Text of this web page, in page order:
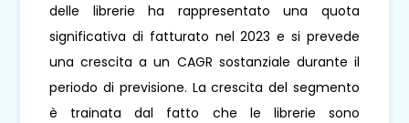
delle librerie ha rappresentato una quota
significativa di fatturato nel 2023 e si prevede
una crescita a un CAGR sostanziale durante il
periodo di previsione. La crescita del segmento
è trainata dal fatto che le librerie sono